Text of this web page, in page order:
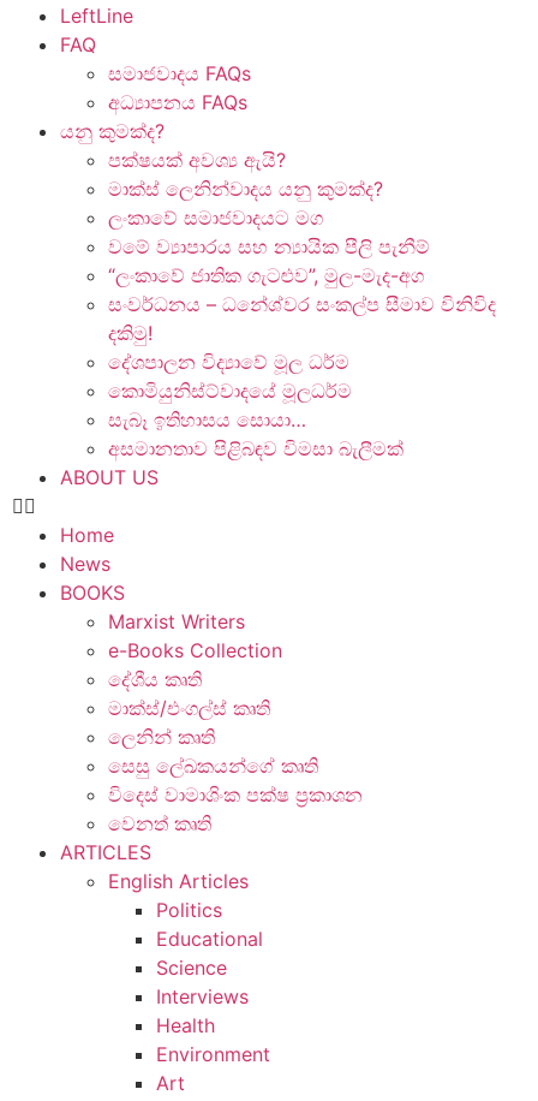
LeftLine
FAQ
සමාජවාදය FAQs
අධ්‍යාපනය FAQs
යනු කුමක්ද?
පක්ෂයක් අවශ්‍ය ඇයි?
මාක්ස් ලෙනින්වාදය යනු කුමක්ද?
ලංකාවේ සමාජවාදයට මග
වමේ ව්‍යාපාරය සහ න්‍යායික පීලි පැනීම්
“ලංකාවේ ජාතික ගැටළුව”, මුල-මැද-අග
සංවර්ධනය – ධනේශ්වර සංකල්ප සීමාව විනිවිද
දකිමු!
දේශපාලන විද්‍යාවේ මූල ධර්ම
කොමියුනිස්ට්වාදයේ මූලධර්ම
සැබෑ ඉතිහාසය සොයා…
අසමානතාව පිළිබඳව විමසා බැලීමක්
ABOUT US
Home
News
BOOKS
Marxist Writers
e-Books Collection
දේශීය කෘති
මාක්ස්/එංගල්ස් කෘති
ලෙනින් කෘති
සෙසු ලේඛකයන්ගේ කෘති
විදෙස් වාමාශිංක පක්ෂ ප්‍රකාශන
වෙනත් කෘති
ARTICLES
English Articles
Politics
Educational
Science
Interviews
Health
Environment
Art